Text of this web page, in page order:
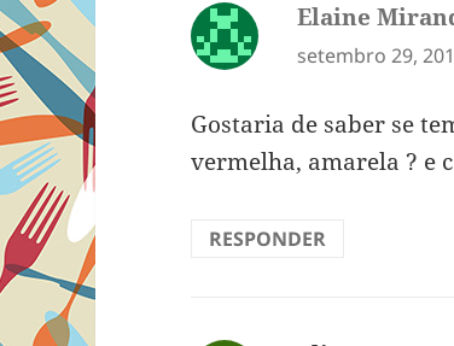
Elaine
setembro 29,
Gostaria de saber se
vermelha, amarela ? e
RESPONDER